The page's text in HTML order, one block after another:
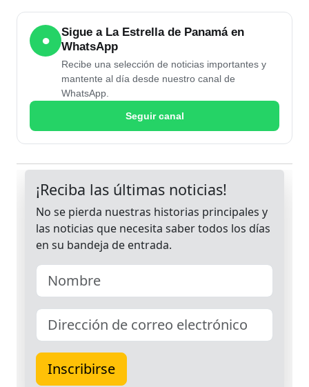
●
Sigue a La Estrella de Panamá en
WhatsApp
Recibe una selección de noticias importantes y
mantente al día desde nuestro canal de
WhatsApp.
Seguir canal